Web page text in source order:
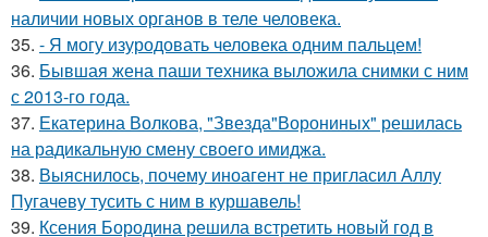
наличии новых органов в теле человека.
35. - Я могу изуродовать человека одним пальцем!
36. Бывшая жена паши техника выложила снимки с ним
с 2013-го года.
37. Екатерина Волкова, "Звезда"Ворониных" решилась
на радикальную смену своего имиджа.
38. Выяснилось, почему иноагент не пригласил Аллу
Пугачеву тусить с ним в куршавель!
39. Ксения Бородина решила встретить новый год в